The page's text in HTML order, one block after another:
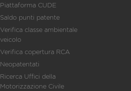
Piattaforma CUDE
Saldo punti patente
Verifica classe ambientale
veicolo
Verifica copertura RCA
Neopatentati
Ricerca Uffici della
Motorizzazione Civile